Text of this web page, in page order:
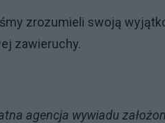
zrozumieli swoją
zawieruchy.
agencja wywiadu